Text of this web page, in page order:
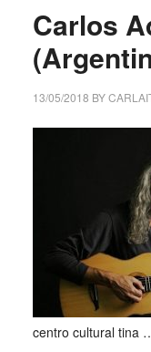
Carlos
13/05/2018 BY
centro cultural tina